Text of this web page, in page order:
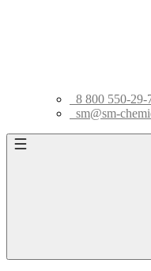
8 800 550-29-
sm@sm-